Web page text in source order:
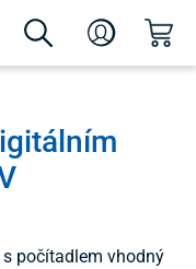
počítadlem vhodný